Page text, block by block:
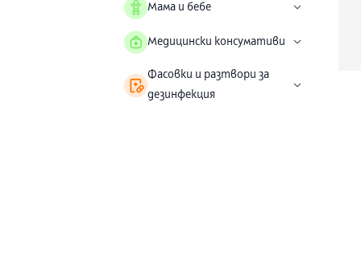
Мама и бебе
Медицински консумативи
Фасовки и разтвори за
дезинфекция